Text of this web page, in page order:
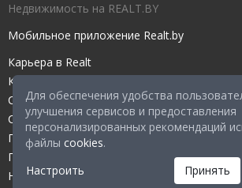
Для обеспечения удобства
улучшения сервисов и предоставления
персонализированных рекомендаций
файлы cookies.
Настроить
Принять
Недвижимость на REALT.BY
Мобильное приложение Realt.by
Карьера в Realt
Контакты редакции
Справочный центр
Служба поддержки
Прейскурант
Правовые документы
Настройка файлов cookies